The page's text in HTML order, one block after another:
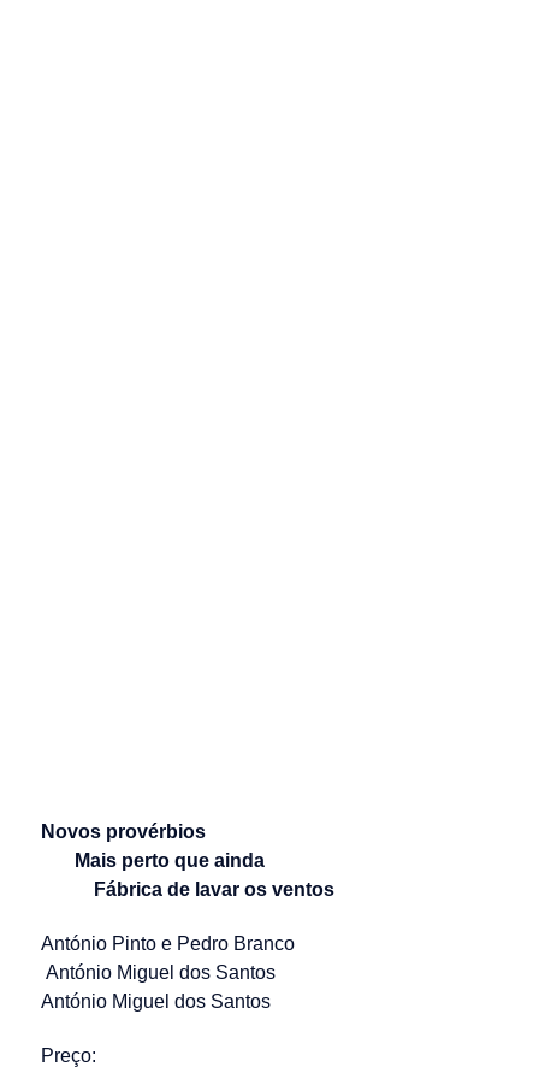
Novos provérbios
Mais perto que ainda
Fábrica de lavar os ventos
António Pinto e Pedro Branco
António Miguel dos Santos
António Miguel dos Santos
Preço: